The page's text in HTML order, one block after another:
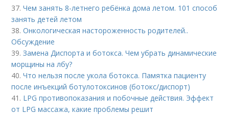
37.Чем занять 8-летнего ребёнка дома летом. 101 способ
занять детей летом
38.Онкологическая настороженность родителей..
Обсуждение
39.Замена Диспорта и ботокса. Чем убрать динамические
морщины на лбу?
40.Что нельзя после укола ботокса. Памятка пациенту
после инъекций ботулотоксинов (ботокс/диспорт)
41. LPG противопоказания и побочные действия. Эффект
от LPG массажа, какие проблемы решит